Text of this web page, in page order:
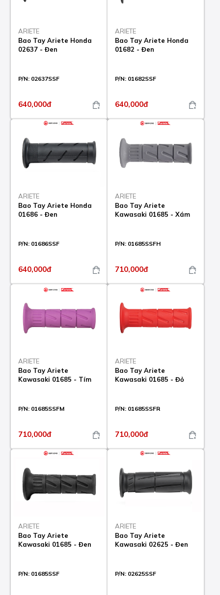
ARIETE
Bao Tay Ariete Honda
02637 - Đen
P/N: 02637SSF
640,000đ
ARIETE
Bao Tay Ariete Honda
01682 - Đen
P/N: 01682SSF
640,000đ
ARIETE
Bao Tay Ariete Honda
01686 - Đen
P/N: 01686SSF
640,000đ
ARIETE
Bao Tay Ariete
Kawasaki 01685 - Xám
P/N: 01685SSFH
710,000đ
ARIETE
Bao Tay Ariete
Kawasaki 01685 - Tím
P/N: 01685SSFM
710,000đ
ARIETE
Bao Tay Ariete
Kawasaki 01685 - Đỏ
P/N: 01685SSFR
710,000đ
ARIETE
Bao Tay Ariete
Kawasaki 01685 - Đen
P/N: 01685SSF
ARIETE
Bao Tay Ariete
Kawasaki 02625 - Đen
P/N: 02625SSF